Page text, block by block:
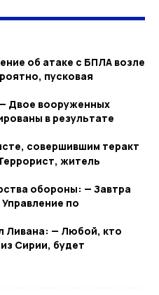
об атаке с БПЛА возле
пусковая
Двое вооруженных
в результате
совершившим теракт
житель
обороны: — Завтра
по
Ливана: — Любой, кто
Сирии, будет